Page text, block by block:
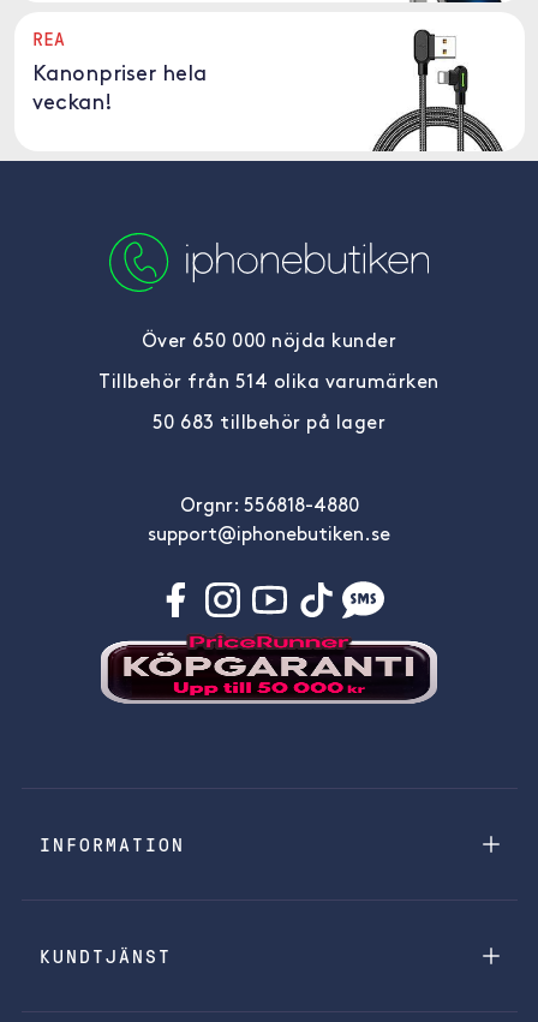
REA
Kanonpriser hela
veckan!
Över 650 000 nöjda kunder
Tillbehör från 514 olika varumärken
50 683 tillbehör på lager
Orgnr: 556818-4880
support@iphonebutiken.se
INFORMATION
KUNDTJÄNST